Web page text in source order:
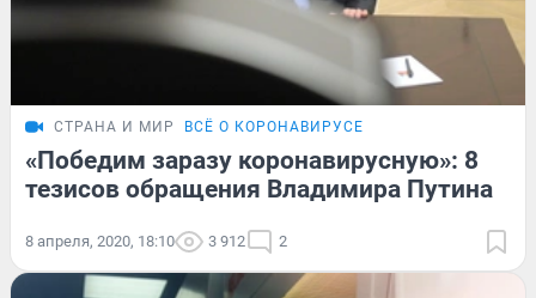
СТРАНА И МИР ВСЁ О КОРОНАВИРУСЕ
«Победим заразу коронавирусную»: 8
тезисов обращения Владимира Путина
8 апреля, 2020, 18:10 3 912 2